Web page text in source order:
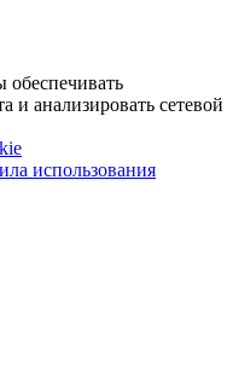
и анализировать сетевой
использования